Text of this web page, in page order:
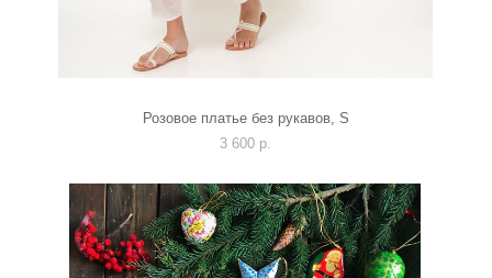
Розовое платье без рукавов, S
3 600 p.